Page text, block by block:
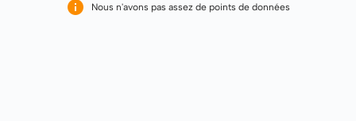
Nous n'avons pas assez de points de données